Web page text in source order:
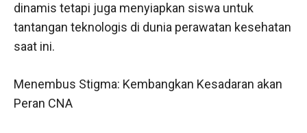
dinamis tetapi juga menyiapkan siswa untuk
tantangan teknologis di dunia perawatan kesehatan
saat ini.
Menembus Stigma: Kembangkan Kesadaran akan
Peran CNA